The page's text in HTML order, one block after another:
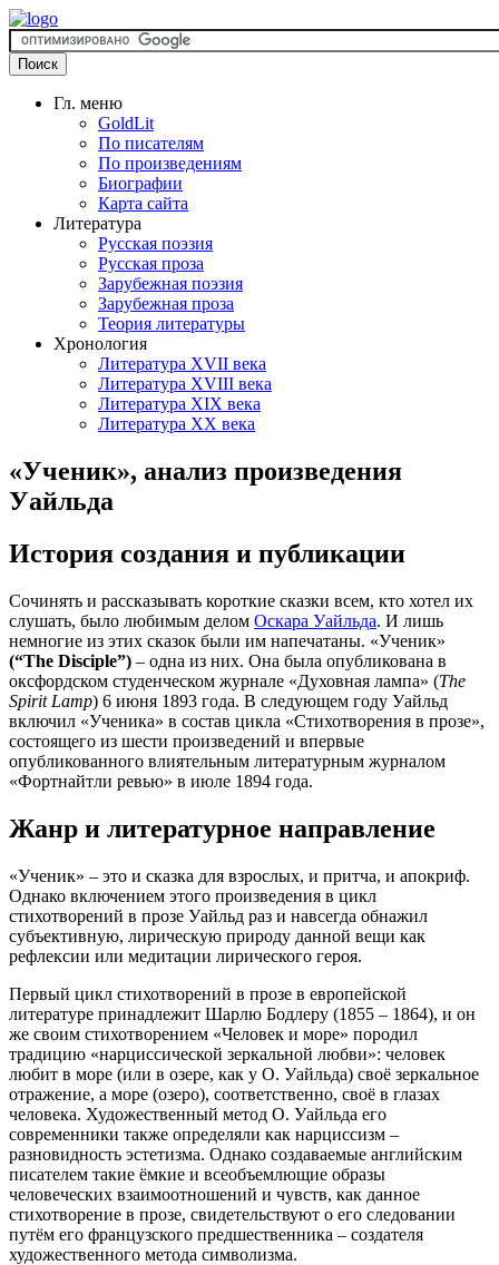
Гл. меню
GoldLit
По писателям
По произведениям
Биографии
Карта сайта
Литература
Русская поэзия
Русская проза
Зарубежная поэзия
Зарубежная проза
Теория литературы
Хронология
Литература XVII века
Литература XVIII века
Литература XIX века
Литература XX века
«Ученик», анализ произведения
Уайльда
История создания и публикации
Сочинять и рассказывать короткие сказки всем, кто хотел их
слушать, было любимым делом Оскара Уайльда. И лишь
немногие из этих сказок были им напечатаны. «Ученик»
(“The Disciple”) – одна из них. Она была опубликована в
оксфордском студенческом журнале «Духовная лампа» (The
Spirit Lamp) 6 июня 1893 года. В следующем году Уайльд
включил «Ученика» в состав цикла «Стихотворения в прозе»,
состоящего из шести произведений и впервые
опубликованного влиятельным литературным журналом
«Фортнайтли ревью» в июле 1894 года.
Жанр и литературное направление
«Ученик» – это и сказка для взрослых, и притча, и апокриф.
Однако включением этого произведения в цикл
стихотворений в прозе Уайльд раз и навсегда обнажил
субъективную, лирическую природу данной вещи как
рефлексии или медитации лирического героя.
Первый цикл стихотворений в прозе в европейской
литературе принадлежит Шарлю Бодлеру (1855 – 1864), и он
же своим стихотворением «Человек и море» породил
традицию «нарциссической зеркальной любви»: человек
любит в море (или в озере, как у О. Уайльда) своё зеркальное
отражение, а море (озеро), соответственно, своё в глазах
человека. Художественный метод О. Уайльда его
современники также определяли как нарциссизм –
разновидность эстетизма. Однако создаваемые английским
писателем такие ёмкие и всеобъемлющие образы
человеческих взаимоотношений и чувств, как данное
стихотворение в прозе, свидетельствуют о его следовании
путём его французского предшественника – создателя
художественного метода символизма.